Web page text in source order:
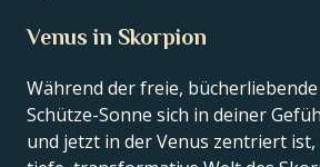
Venus in Skorpion
Während der freie, bücherliebende
Schütze-Sonne sich in deiner
und jetzt in der Venus zentriert ist,